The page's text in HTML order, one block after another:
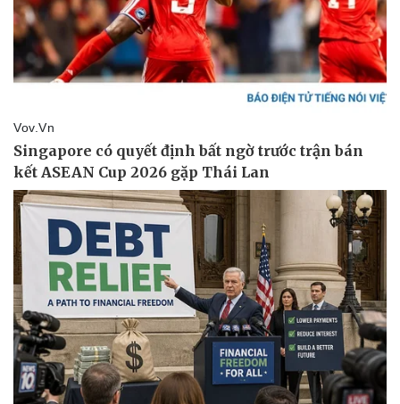
Pháp luật
Tư vấn luật
Quân sự - Quốc phòng
Vũ khí